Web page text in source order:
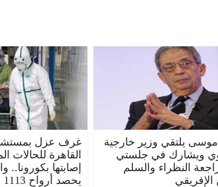
يلتقي وزير خارجية
ويشارك في جلستي
النظراء والسلم
الإفريقي
غرف عزل
القاهرة للحالات
إصابتها بكورونا..
يحصد أرواح 1113 بالصين